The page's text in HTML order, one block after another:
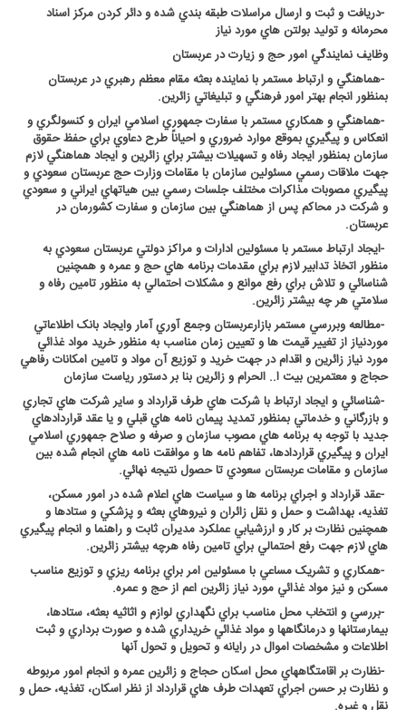
-دريافت و ثبت و ارسال مراسلات طبقه بندي شده و دائر کردن مرکز اسناد
محرمانه و توليد بولتن هاي مورد نياز
وظايف نمايندگي امور حج و زيارت در عربستان
-هماهنگي و ارتباط مستمر با نماينده بعثه مقام معظم رهبري در عربستان
بمنظور انجام بهتر امور فرهنگي و تبليغاتي زائرين.
-هماهنگي و همکاري مستمر با سفارت جمهوري اسلامي ايران و کنسولگري و
انعکاس و پيگيري بموقع موارد ضروري و احياناً طرح دعاوي براي حفظ حقوق
سازمان بمنظور ايجاد رفاه و تسهيلات بيشتر براي زائرين و ايجاد هماهنگي لازم
جهت ملاقات رسمي مسئولين سازمان با مقامات وزارت حج عربستان سعودي و
پيگيري مصوبات مذاکرات مختلف جلسات رسمي بين هياتهاي ايراني و سعودي
و شرکت در محاکم پس از هماهنگي بين سازمان و سفارت کشورمان در
عربستان.
-ايجاد ارتباط مستمر با مسئولين ادارات و مراکز دولتي عربستان سعودي به
منظور اتخاذ تدابير لازم براي مقدمات برنامه هاي حج و عمره و همچنين
شناسائي و تلاش براي رفع موانع و مشکلات احتمالي به منظور تامين رفاه و
سلامتي هر چه بيشتر زائرين.
-مطالعه وبررسي مستمر بازارعربستان وجمع آوري آمار وايجاد بانک اطلاعاتي
موردنياز از تغيير قيمت ها و تعيين زمان مناسب به منظور خريد مواد غذائي
مورد نياز زائرين و اقدام در جهت خريد و توزيع آن مواد و تامين امکانات رفاهي
حجاج و معتمرين بيت ا.. الحرام و زائرين بنا بر دستور رياست سازمان
-شناسائي و ايجاد ارتباط با شرکت هاي طرف قرارداد و ساير شرکت هاي تجاري
و بازرگاني و خدماتي بمنظور تمديد پيمان نامه هاي قبلي و يا عقد قراردادهاي
جديد با توجه به برنامه هاي مصوب سازمان و صرفه و صلاح جمهوري اسلامي
ايران و پيگيري قراردادها، تفاهم نامه ها و موافقت نامه هاي انجام شده بين
سازمان و مقامات عربستان سعودي تا حصول نتيجه نهائي.
-عقد قرارداد و اجراي برنامه ها و سياست هاي اعلام شده در امور مسکن،
تغذيه، بهداشت و حمل و نقل زائران و نيروهاي بعثه و پزشکي و ستادها و
همچنين نظارت بر کار و ارزشيابي عملکرد مديران ثابت و راهنما و انجام پيگيري
هاي لازم جهت رفع احتمالي براي تامين رفاه هرچه بيشتر زائرين.
-همکاري و تشريک مساعي با مسئولين امر براي برنامه ريزي و توزيع مناسب
مسکن و نيز مواد غذائي مورد نياز زائرين اعم از حج و عمره.
-بررسي و انتخاب محل مناسب براي نگهداري لوازم و اثاثيه بعثه، ستادها،
بيمارستانها و درمانگاهها و مواد غذائي خريداري شده و صورت برداري و ثبت
اطلاعات و مشخصات اموال در رايانه و تحويل و تحول آنها
-نظارت بر اقامتگاههاي محل اسکان حجاج و زائرين عمره و انجام امور مربوطه
و نظارت بر حسن اجراي تعهدات طرف هاي قرارداد از نظر اسکان، تغذيه، حمل و